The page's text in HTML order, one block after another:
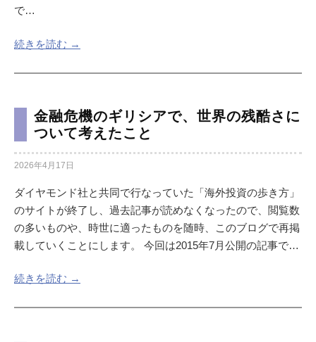
で…
続きを読む →
金融危機のギリシアで、世界の残酷さに
ついて考えたこと
2026年4月17日
ダイヤモンド社と共同で行なっていた「海外投資の歩き方」
のサイトが終了し、過去記事が読めなくなったので、閲覧数
の多いものや、時世に適ったものを随時、このブログで再掲
載していくことにします。 今回は2015年7月公開の記事で…
続きを読む →